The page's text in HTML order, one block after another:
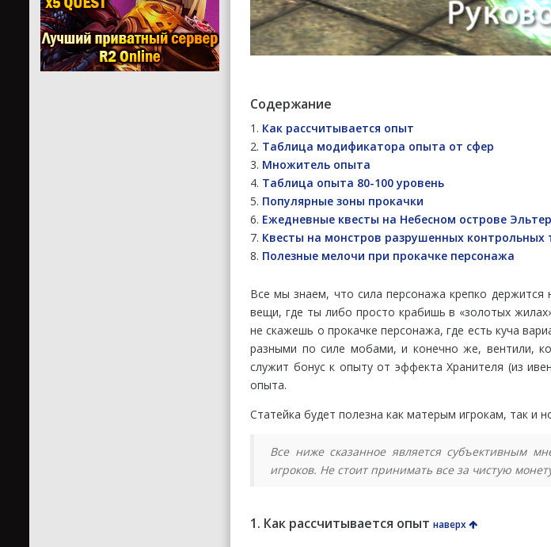
Содержание
Как рассчитывается опыт
Таблица модификатора опыта от сфер
Множитель опыта
Таблица опыта 80-100 уровень
Популярные зоны прокачки
Ежедневные квесты на Небесном острове
Квесты на монстров разрушенных контрольных
Полезные мелочи при прокачке персонажа
Все мы знаем, что сила персонажа крепко
вещи, где ты либо просто крабишь в «золотых
не скажешь о прокачке персонажа, где есть куча
разными по силе мобами, и конечно же, вентили,
служит бонус к опыту от эффекта Хранителя (из
опыта.
Статейка будет полезна как матерым игрокам, так и
Все ниже сказанное является субъективным
игроков. Не стоит принимать все за чистую
1. Как рассчитывается опыт наверх